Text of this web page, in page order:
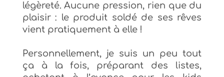
légèreté. Aucune pression, rien que du
plaisir : le produit soldé de ses rêves
vient pratiquement à elle !
Personnellement, je suis un peu tout
ça à la fois, préparant des listes,